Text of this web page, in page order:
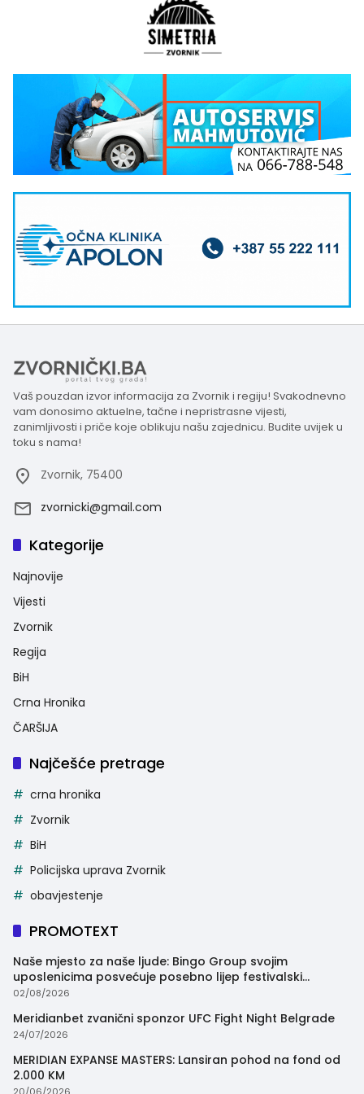
Vaš pouzdan izvor informacija za Zvornik i regiju! Svakodnevno
vam donosimo aktuelne, tačne i nepristrasne vijesti,
zanimljivosti i priče koje oblikuju našu zajednicu. Budite uvijek u
toku s nama!
Zvornik, 75400
zvornicki@gmail.com
Kategorije
Najnovije
Vijesti
Zvornik
Regija
BiH
Crna Hronika
ČARŠIJA
Najčešće pretrage
crna hronika
Zvornik
BiH
Policijska uprava Zvornik
obavjestenje
PROMOTEXT
Naše mjesto za naše ljude: Bingo Group svojim
uposlenicima posvećuje posebno lijep festivalski
trenutak
02/08/2026
Meridianbet zvanični sponzor UFC Fight Night Belgrade
24/07/2026
MERIDIAN EXPANSE MASTERS: Lansiran pohod na fond od
2.000 KM